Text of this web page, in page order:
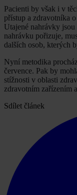
Pacienti by však i v
přístup a zdravotníka
Utajené nahrávky
nahrávku pořizuje,
dalších osob, kterých
Nyní metodika
července. Pak by
stížnosti v oblasti
zdravotním zařízením
Sdílet článek